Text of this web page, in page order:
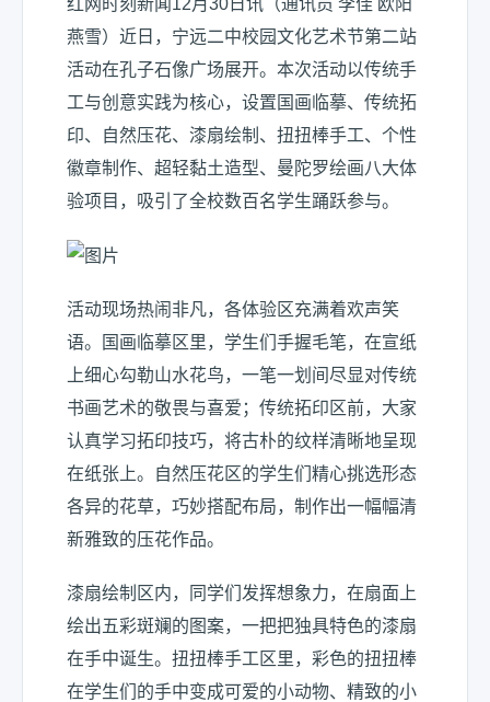
红网时刻新闻12月30日讯（通讯员 李佳 欧阳
燕雪）近日，宁远二中校园文化艺术节第二站
活动在孔子石像广场展开。本次活动以传统手
工与创意实践为核心，设置国画临摹、传统拓
印、自然压花、漆扇绘制、扭扭棒手工、个性
徽章制作、超轻黏土造型、曼陀罗绘画八大体
验项目，吸引了全校数百名学生踊跃参与。
活动现场热闹非凡，各体验区充满着欢声笑
语。国画临摹区里，学生们手握毛笔，在宣纸
上细心勾勒山水花鸟，一笔一划间尽显对传统
书画艺术的敬畏与喜爱；传统拓印区前，大家
认真学习拓印技巧，将古朴的纹样清晰地呈现
在纸张上。自然压花区的学生们精心挑选形态
各异的花草，巧妙搭配布局，制作出一幅幅清
新雅致的压花作品。
漆扇绘制区内，同学们发挥想象力，在扇面上
绘出五彩斑斓的图案，一把把独具特色的漆扇
在手中诞生。扭扭棒手工区里，彩色的扭扭棒
在学生们的手中变成可爱的小动物、精致的小